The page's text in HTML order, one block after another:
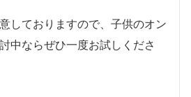
しておりますので、子供のオン
中ならぜひ一度お試しくださ